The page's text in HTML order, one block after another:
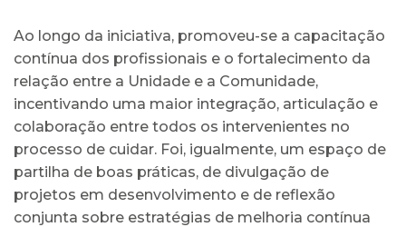
Ao longo da iniciativa, promoveu-se a capacitação
contínua dos profissionais e o fortalecimento da
relação entre a Unidade e a Comunidade,
incentivando uma maior integração, articulação e
colaboração entre todos os intervenientes no
processo de cuidar. Foi, igualmente, um espaço de
partilha de boas práticas, de divulgação de
projetos em desenvolvimento e de reflexão
conjunta sobre estratégias de melhoria contínua